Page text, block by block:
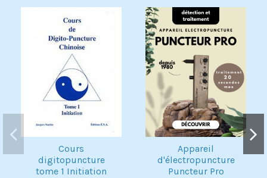
Cours
digitopuncture
tome 1 Initiation
Exclusivité web !
Appareil
d'électropuncture
Puncteur Pro